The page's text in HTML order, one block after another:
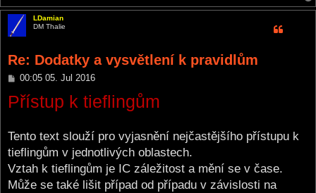
LDamian
DM Thalie
Re: Dodatky a vysvětlení k pravidlům
P
s
00:05 05. Jul 2016
Přístup k tieflingům
Tento text slouží pro vyjasnění nejčastějšího přístupu k
tieflingům v jednotlivých oblastech.
Vztah k tieflingům je IC záležitost a mění se v čase.
Může se také lišit případ od případu v závislosti na